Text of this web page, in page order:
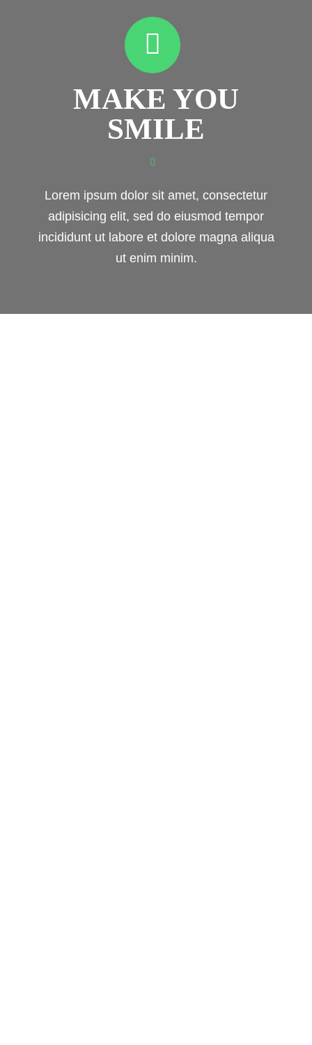
MAKE YOU
SMILE
Lorem ipsum dolor sit amet, consectetur
adipisicing elit, sed do eiusmod tempor
incididunt ut labore et dolore magna aliqua
ut enim minim.